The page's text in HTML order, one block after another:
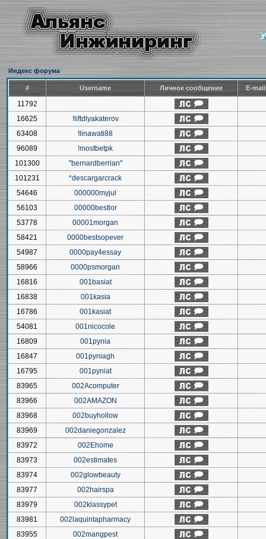
Индекс форума
# Username Личное сообщение E-
11792
16625
!liftdlyakaterov
63408
!linawati88
96089
!mostbetpk
101300
"bernardberrian"
101231
*descargarcrack
54646
000000myjul
56103
00000bestlor
53778
00001morgan
58421
0000bestsopever
54987
0000pay4essay
58966
0000psmorgan
16816
001basiat
16838
001kasia
16786
001kasiat
54081
001nicocole
16809
001pynia
16847
001pyniagh
16795
001pyniat
83965
002Acomputer
83966
002AMAZON
83968
002buyhollow
83969
002daniegonzalez
83972
002Ehome
83973
002estimates
83974
002glowbeauty
83977
002hairspa
83979
002klassypet
83981
002laquintapharmacy
83955
002mangpest